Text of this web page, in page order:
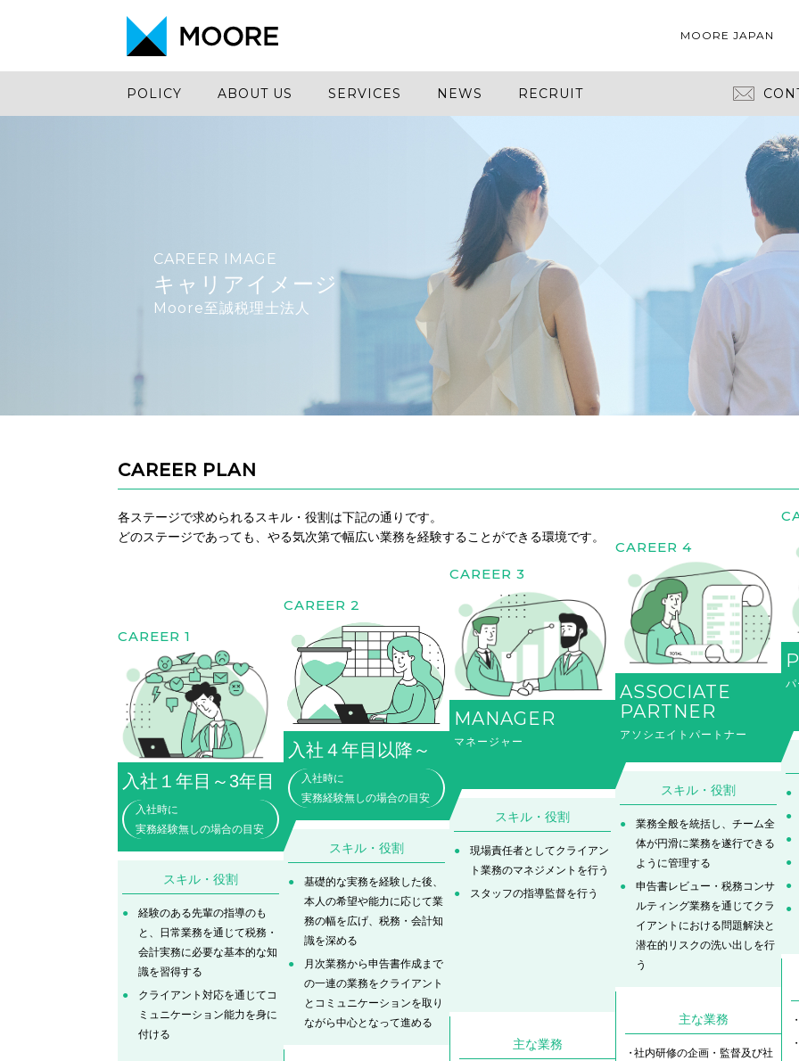
MOORE JAPAN
POLICY ABOUT US SERVICES NEWS RECRUIT
CAREER IMAGE
キャリアイメージ
Moore至誠税理士法人
CAREER PLAN
各ステージで求められるスキル・役割は下記の通りです。
どのステージであっても、やる気次第で幅広い業務を経験することができる環境です。
CAREER 1
入社１年目～3年目
入社時に
実務経験無しの場合の目安
スキル・役割
経験のある先輩の指導のも
と、日常業務を通じて税務・
会計実務に必要な基本的な知
識を習得する
クライアント対応を通じてコ
ミュニケーション能力を身に
付ける
CAREER 2
入社４年目以降～
入社時に
実務経験無しの場合の目安
スキル・役割
基礎的な実務を経験した後、
本人の希望や能力に応じて業
務の幅を広げ、税務・会計知
識を深める
月次業務から申告書作成まで
の一連の業務をクライアント
とコミュニケーションを取り
ながら中心となって進める
CAREER 3
MANAGER
マネージャー
スキル・役割
現場責任者としてクライアン
ト業務のマネジメントを行う
スタッフの指導監督を行う
主な業務
CAREER 4
ASSOCIATE
PARTNER
アソシエイトパートナー
スキル・役割
業務全般を統括し、チーム全
体が円滑に業務を遂行できる
ように管理する
申告書レビュー・税務コンサ
ルティング業務を通じてクラ
イアントにおける問題解決と
潜在的リスクの洗い出しを行
う
主な業務
社内研修の企画・監督及び社